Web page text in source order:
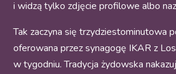
i widzą tylko zdjęcie profilowe albo
Tak zaczyna się trzydziestominutowa
oferowana przez synagogę IKAR z
w tygodniu. Tradycja żydowska